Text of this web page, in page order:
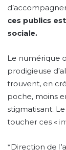
ces publics
sociale.
Le numérique
prodigieuse
trouvent, en
poche, moins
stigmatisant.
toucher ces «
*Direction de